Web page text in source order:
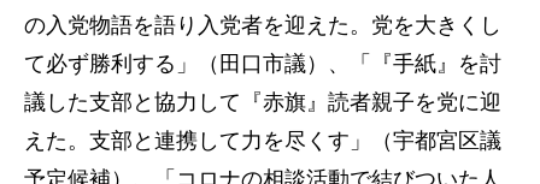
の入党物語を語り入党者を迎えた。党を大きくし
て必ず勝利する」（田口市議）、「『手紙』を討
議した支部と協力して『赤旗』読者親子を党に迎
えた。支部と連携して力を尽くす」（宇都宮区議
予定候補）、「コロナの相談活動で結びついた人